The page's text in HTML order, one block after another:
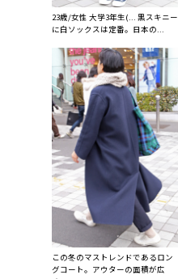
23歳/女性 大学3年生(... 黒スキニー
に白ソックスは定番。日本の...
この冬のマストレンドであるロン
グコート。アウターの面積が広